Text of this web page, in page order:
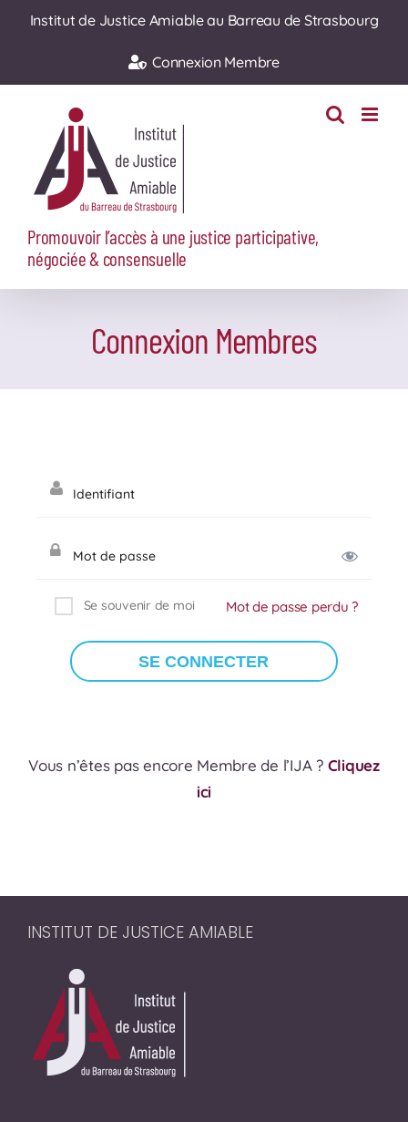
PasserInstitut de Justice Amiable au Barreau de Strasbourg
Connexion Membre
Promouvoir l’accès à une justice participative,
négociée & consensuelle
Connexion Membres
Se souvenir de moi Mot de passe perdu ?
Vous n’êtes pas encore Membre de l’IJA ? Cliquez
ici
INSTITUT DE JUSTICE AMIABLE